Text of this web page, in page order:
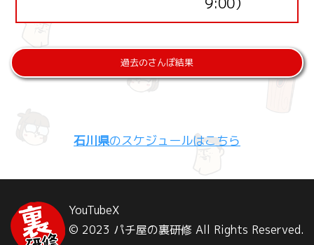
過去のさんぽ結果
石川県のスケジュールはこちら
YouTubeX
© 2023 パチ屋の裏研修 All Rights Reserved.